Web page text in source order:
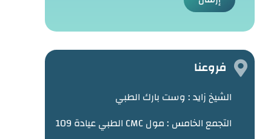
فروعنا
الشيخ زايد : وست بارك الطبي
التجمع الخامس : مول CMC الطبي عيادة 109